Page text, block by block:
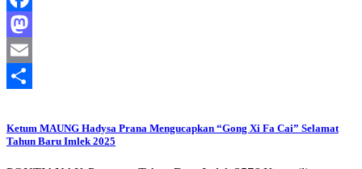
Facebook
Mastodon
Email
Ketum MAUNG Hadysa Prana Mengucapkan “Gong Xi Fa Cai” Selamat
Tahun Baru Imlek 2025